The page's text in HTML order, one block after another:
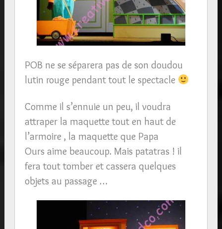
POB ne se séparera pas de son doudou
lutin rouge pendant tout le spectacle
Comme il s’ennuie un peu, il voudra
attraper la maquette tout en haut de
l’armoire , la maquette que Papa
Ours aime beaucoup. Mais patatras ! il
fera tout tomber et cassera quelques
objets au passage …